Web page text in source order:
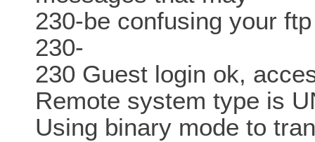
230-be confusing your
230-
230 Guest login ok,
Remote system type is
Using binary mode to